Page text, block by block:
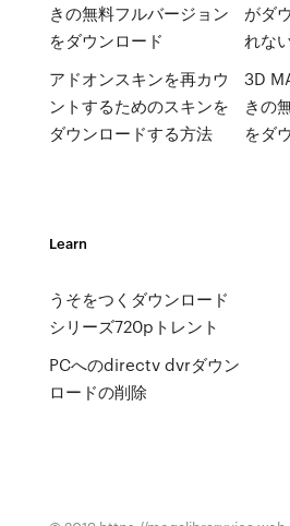
きの無料フルバージョン
をダウンロード
アドオンスキンを再カウ
ントするためのスキンを
ダウンロードする方法
がダ
れな
3D
きの
をダ
Learn
うそをつくダウンロード
シリーズ720pトレント
PCへのdirectv dvrダウン
ロードの削除